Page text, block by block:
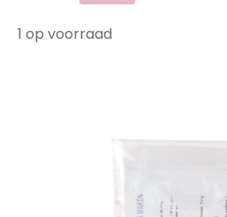
1 op voorraad